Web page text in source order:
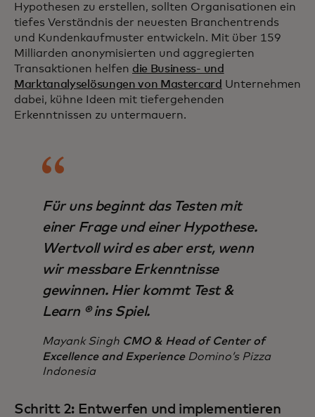
Hypothesen zu erstellen, sollten Organisationen ein
tiefes Verständnis der neuesten Branchentrends
und Kundenkaufmuster entwickeln. Mit über 159
Milliarden anonymisierten und aggregierten
Transaktionen helfen die Business- und
Marktanalyselösungen von Mastercard Unternehmen
dabei, kühne Ideen mit tiefergehenden
Erkenntnissen zu untermauern.
Für uns beginnt das Testen mit
einer Frage und einer Hypothese.
Wertvoll wird es aber erst, wenn
wir messbare Erkenntnisse
gewinnen. Hier kommt Test &
Learn ® ins Spiel.
Mayank Singh CMO & Head of Center of
Excellence and Experience Domino’s Pizza
Indonesia
Schritt 2: Entwerfen und implementieren